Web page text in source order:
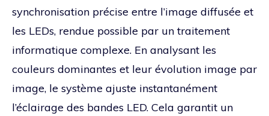
synchronisation précise entre l’image diffusée et
les LEDs, rendue possible par un traitement
informatique complexe. En analysant les
couleurs dominantes et leur évolution image par
image, le système ajuste instantanément
l’éclairage des bandes LED. Cela garantit un